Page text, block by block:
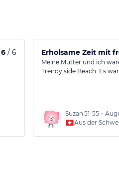
6/ 6 Erholsame Zeit mit
Meine Mutter und ich
Trendy side Beach. Es
Suzan 51-55 •
Aus der